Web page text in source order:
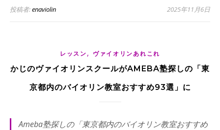
投稿者:enaviolin 2025年11月6日
レッスン, ヴァイオリンあれこれ
かじのヴァイオリンスクールがAMEBA塾探しの「東
京都内のバイオリン教室おすすめ93選」に
Ameba塾探しの「東京都内のバイオリン教室おすすめ